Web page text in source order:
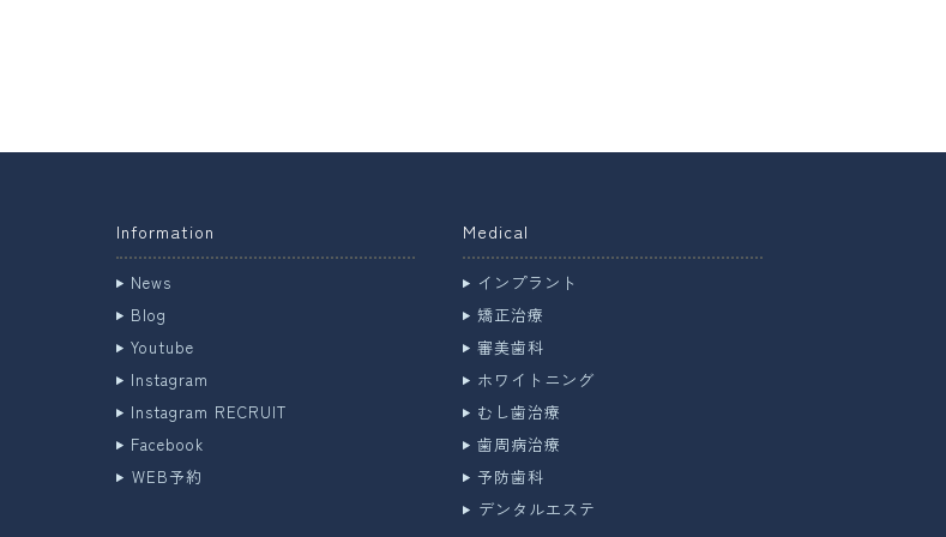
Information
News
Blog
Youtube
Instagram
Instagram RECRUIT
Facebook
WEB予約
Medical
インプラント
矯正治療
審美歯科
ホワイトニング
むし歯治療
歯周病治療
予防歯科
デンタルエステ